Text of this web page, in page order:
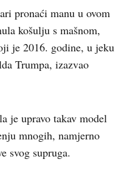
pronaći manu u ovom
košulju s mašnom,
je 2016. godine, u jeku
Trumpa, izazvao
je upravo takav model
mnogih, namjerno
svog supruga.